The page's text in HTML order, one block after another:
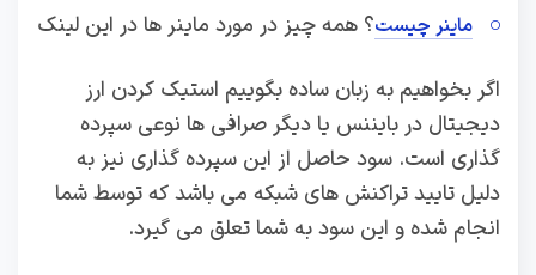
ماینر چیست؟ همه چیز در مورد ماینر ها در این لینک
اگر بخواهیم به زبان ساده بگوییم استیک کردن ارز
دیجیتال در بایننس یا دیگر صرافی ها نوعی سپرده
گذاری است. سود حاصل از این سپرده گذاری نیز به
دلیل تایید تراکنش های شبکه می باشد که توسط شما
انجام شده و این سود به شما تعلق می گیرد.